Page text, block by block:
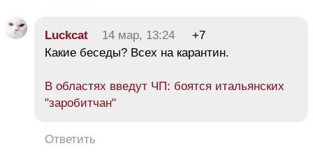
Luckcat 14 мар, 13:24
+7
Какие беседы? Всех на карантин.
В областях введут ЧП: боятся итальянских
"заробитчан"
Ответить